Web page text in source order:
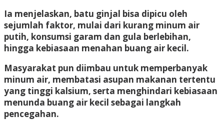
Ia menjelaskan, batu ginjal bisa dipicu oleh
sejumlah faktor, mulai dari kurang minum air
putih, konsumsi garam dan gula berlebihan,
hingga kebiasaan menahan buang air kecil.
Masyarakat pun diimbau untuk memperbanyak
minum air, membatasi asupan makanan tertentu
yang tinggi kalsium, serta menghindari kebiasaan
menunda buang air kecil sebagai langkah
pencegahan.